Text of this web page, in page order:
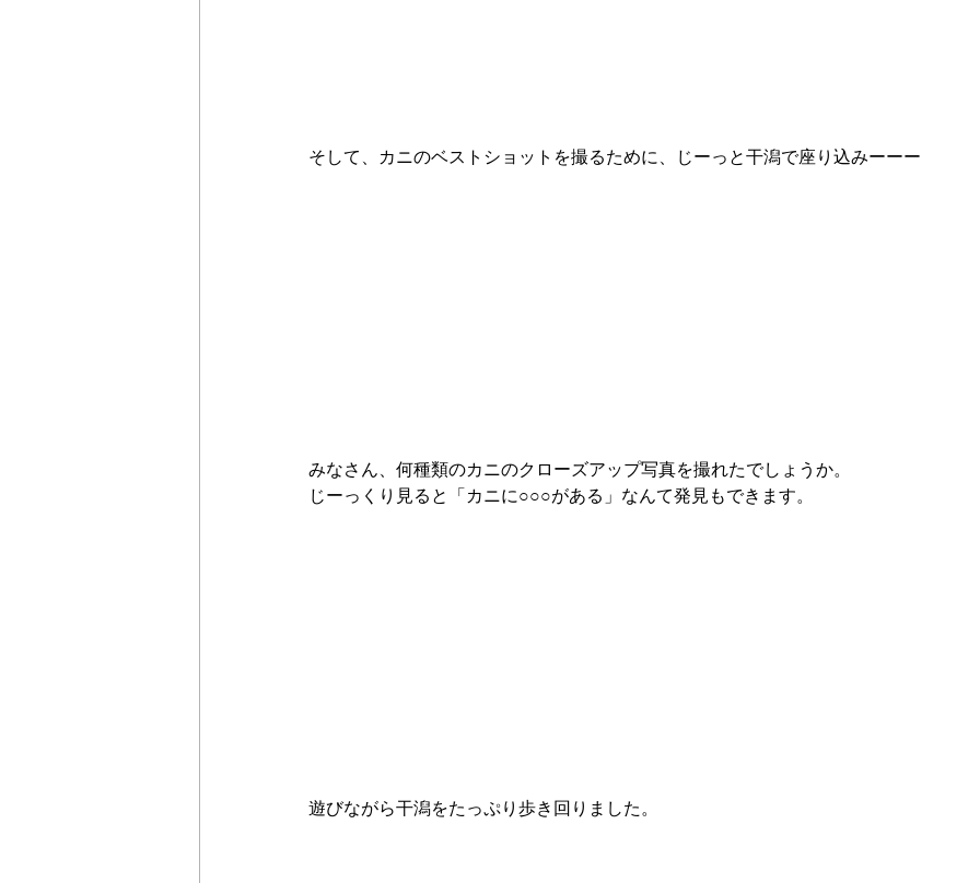
そして、カニのベストショットを撮るために、じーっと干潟で座り込みーーー
みなさん、何種類のカニのクローズアップ写真を撮れたでしょうか。
じーっくり見ると「カニに○○○がある」なんて発見もできます。
遊びながら干潟をたっぷり歩き回りました。